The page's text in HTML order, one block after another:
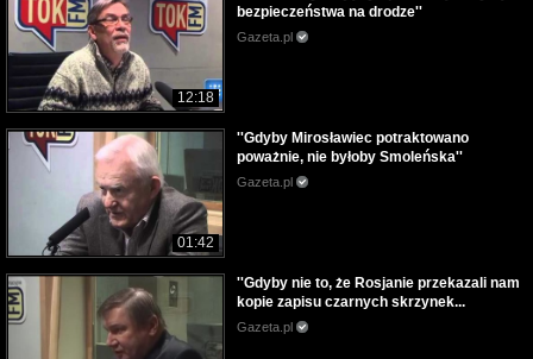
12:18
bezpieczeństwa na drodze''
Gazeta.pl
01:42
''Gdyby Mirosławiec potraktowano
poważnie, nie byłoby Smoleńska''
Gazeta.pl
''Gdyby nie to, że Rosjanie przekazali nam
kopie zapisu czarnych skrzynek...
Gazeta.pl